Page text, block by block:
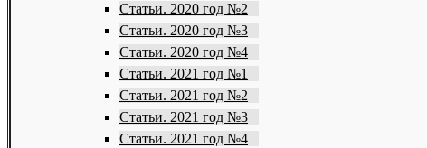
Статьи. 2020 год №2
Статьи. 2020 год №3
Статьи. 2020 год №4
Статьи. 2021 год №1
Статьи. 2021 год №2
Статьи. 2021 год №3
Статьи. 2021 год №4